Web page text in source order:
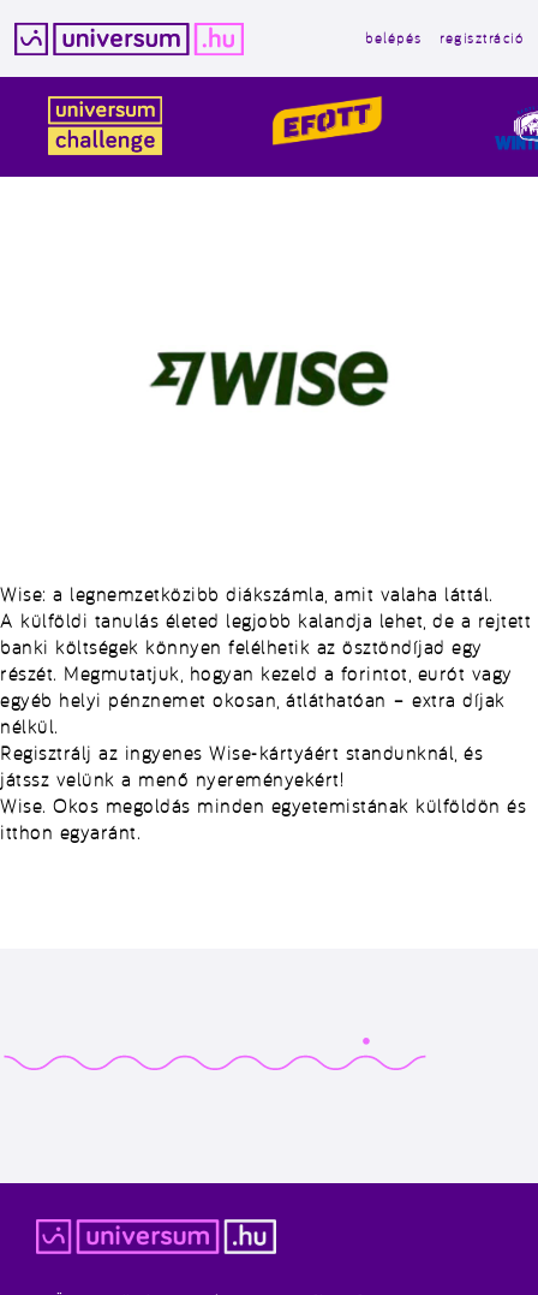
tartalomba
belépés regisztráció
Wise: a legnemzetközibb diákszámla, amit valaha láttál.
A külföldi tanulás életed legjobb kalandja lehet, de a rejtett
banki költségek könnyen felélhetik az ösztöndíjad egy
részét. Megmutatjuk, hogyan kezeld a forintot, eurót vagy
egyéb helyi pénznemet okosan, átláthatóan – extra díjak
nélkül.
Regisztrálj az ingyenes Wise-kártyáért standunknál, és
játssz velünk a menő nyereményekért!
Wise. Okos megoldás minden egyetemistának külföldön és
itthon egyaránt.